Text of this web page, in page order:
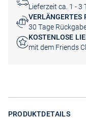
Lieferzeit ca. 1 - 3
VERLÄNGERTES
30 Tage
KOSTENLOSE
mit dem Friends
PRODUKTDETAILS